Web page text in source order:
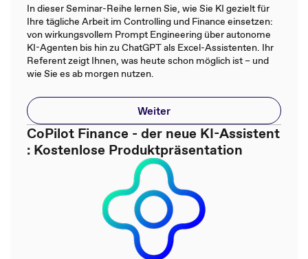
In dieser Seminar-Reihe lernen Sie, wie Sie KI gezielt für
Ihre tägliche Arbeit im Controlling und Finance einsetzen:
von wirkungsvollem Prompt Engineering über autonome
KI-Agenten bis hin zu ChatGPT als Excel-Assistenten. Ihr
Referent zeigt Ihnen, was heute schon möglich ist – und
wie Sie es ab morgen nutzen.
Weiter
CoPilot Finance - der neue KI-Assistent
: Kostenlose Produktpräsentation